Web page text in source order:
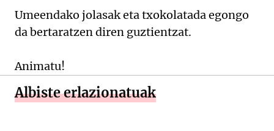
Umeendako jolasak eta txokolatada egongo
da bertaratzen diren guztientzat.
Animatu!
Albiste erlazionatuak